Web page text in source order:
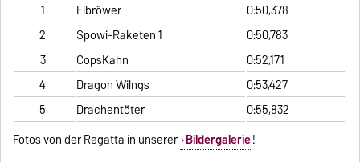
1
Elbröwer
0:50,378
2
Spowi-Raketen 1
0:50,783
3
CopsKahn
0:52,171
4
Dragon Wilngs
0:53,427
5
Drachentöter
0:55,832
Fotos von der Regatta in unserer Bildergalerie!